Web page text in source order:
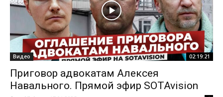
Видео 02:19:21
Приговор адвокатам Алексея
Навального. Прямой эфир SOTAvision